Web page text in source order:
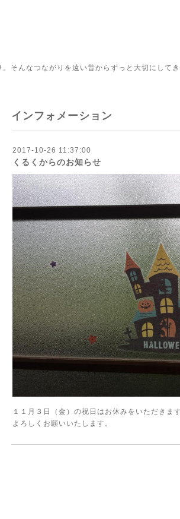
そんなつながりを遠い昔からずっと大切にして
インフォメーション
2017-10-26 11:37:00
くるくからのお知らせ
１１月３日（金）の祝日はお休みをいただきます
よろしくお願いいたします。